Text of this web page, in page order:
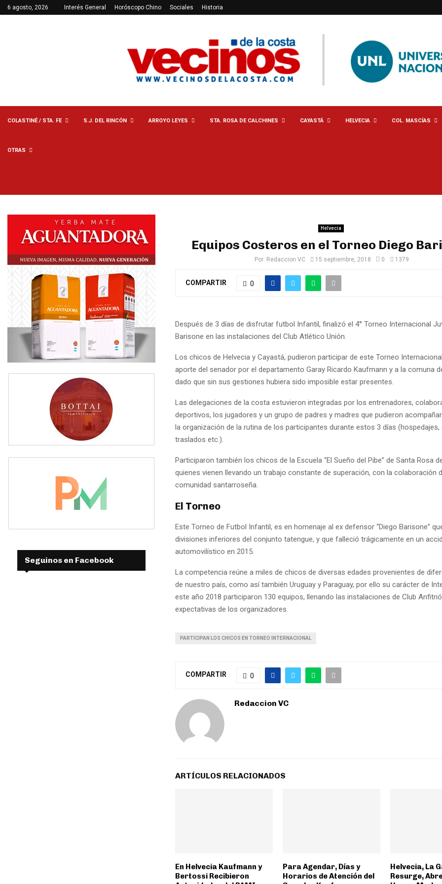
6 agosto, 2026 Interés General Horóscopo Chino Sociales Historia
COLASTINÉ / STA. FE S.J. DEL RINCÓN ARROYO LEYES STA. ROSA DE CALCHINES CAYASTÁ HELVECIA COL. MASCÍAS
OTRAS
Helvecia
Equipos Costeros en el Torneo Diego
Por: Redaccion VC 15 septiembre, 2018 0 1379
COMPARTIR 0
Después de 3 días de disfrutar futbol Infantil, finalizó el 4° Torneo Internacional
Barisone en las instalaciones del Club Atlético Unión.
Los chicos de Helvecia y Cayastá, pudieron participar de este Torneo
aporte del senador por el departamento Garay Ricardo Kaufmann y a la comuna
dado que sin sus gestiones hubiera sido imposible estar presentes.
Las delegaciones de la costa estuvieron integradas por los entrenadores,
deportivos, los jugadores y un grupo de padres y madres que pudieron
la organización de la rutina de los participantes durante estos 3 días (hospedajes,
traslados etc.).
Participaron también los chicos de la Escuela “El Sueño del Pibe” de Santa Rosa
quienes vienen llevando un trabajo constante de superación, con la colaboración
comunidad santarroseña.
El Torneo
Este Torneo de Futbol Infantil, es en homenaje al ex defensor “Diego Barisone”
divisiones inferiores del conjunto tatengue, y que falleció trágicamente en un
automovilístico en 2015.
La competencia reúne a miles de chicos de diversas edades provenientes de
de nuestro país, como así también Uruguay y Paraguay, por ello su carácter de
este año 2018 participaron 130 equipos, llenando las instalaciones de Club
expectativas de los organizadores.
PARTICIPAN LOS CHICOS EN TORNEO INTERNACIONAL
COMPARTIR 0
Redaccion VC
ARTÍCULOS RELACIONADOS
En Helvecia Kaufmann y
Bertossi Recibieron
Para Agendar, Días y
Horarios de Atención del
Helvecia, La
Resurge,
Seguinos en Facebook